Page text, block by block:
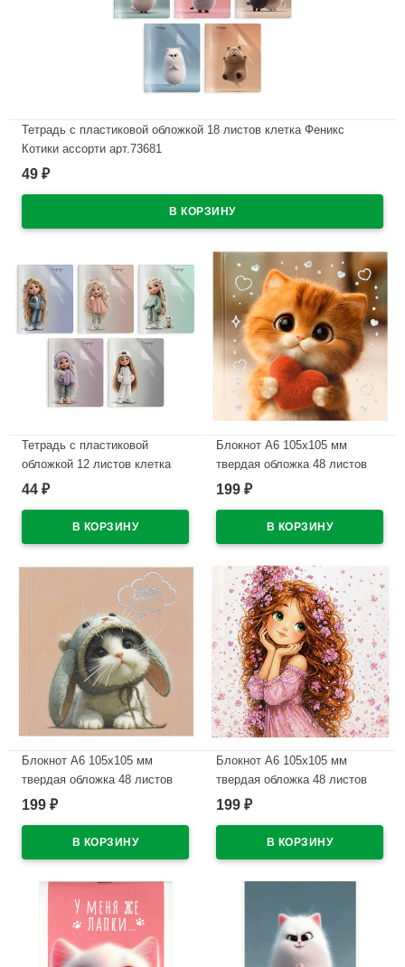
Тетрадь с пластиковой обложкой 18 листов клетка Феникс
Котики ассорти арт.73681
В наличии
49 ₽
Тетрадь с пластиковой
обложкой 12 листов клетка
Феникс Милашки ассорти
44 ₽
Блокнот А6 105х105 мм
твердая обложка 48 листов
Феникс Котик с сердечком
арт.74961
199 ₽
Блокнот А6 105х105 мм
твердая обложка 48 листов
Феникс Котенок-зайчик клетка
199 ₽
Блокнот А6 105х105 мм
твердая обложка 48 листов
Феникс Девочка-Весна клетка
199 ₽